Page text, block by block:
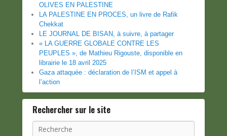
OLIVES EN PALESTINE
LA PALESTINE EN PROCES, un livre de Rafik
Chekkat
LE JOURNAL DE BISAN, à suivre, à partager
« LA GUERRE GLOBALE CONTRE LES
PEUPLES », de Mathieu Rigouste, disponible en
librairie le 18 avril 2025
Gaza attaquée : déclaration de l’ISM et appel à
l’action
Rechercher sur le site
Recherche